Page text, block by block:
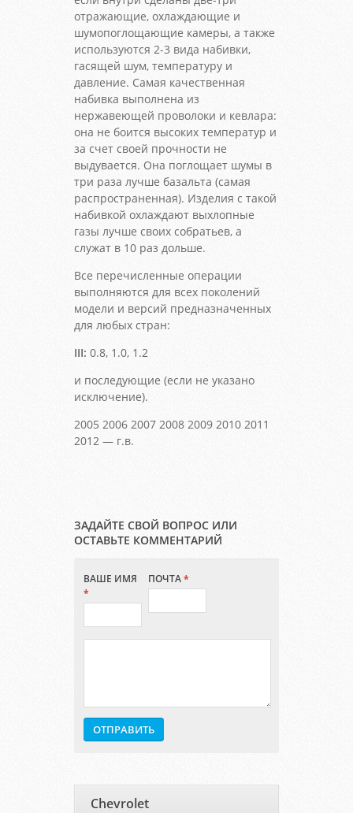
отражающие, охлаждающие и
шумопоглощающие камеры, а также
используются 2-3 вида набивки,
гасящей шум, температуру и
давление. Самая качественная
набивка выполнена из
нержавеющей проволоки и кевлара:
она не боится высоких температур и
за счет своей прочности не
выдувается. Она поглощает шумы в
три раза лучше базальта (самая
распространенная). Изделия с такой
набивкой охлаждают выхлопные
газы лучше своих собратьев, а
служат в 10 раз дольше.
Все перечисленные операции
выполняются для всех поколений
модели и версий предназначенных
для любых стран:
III: 0.8, 1.0, 1.2
и последующие (если не указано
исключение).
2005 2006 2007 2008 2009 2010 2011
2012 — г.в.
ЗАДАЙТЕ СВОЙ ВОПРОС ИЛИ
ОСТАВЬТЕ КОММЕНТАРИЙ
ВАШЕ ИМЯ
*
ПОЧТА*
Chevrolet